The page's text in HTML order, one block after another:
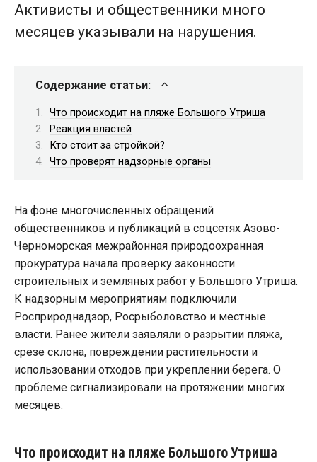
Активисты и общественники много
месяцев указывали на нарушения.
Содержание статьи:
Что происходит на пляже Большого Утриша
Реакция властей
Кто стоит за стройкой?
Что проверят надзорные органы
На фоне многочисленных обращений
общественников и публикаций в соцсетях Азово-
Черноморская межрайонная природоохранная
прокуратура начала проверку законности
строительных и земляных работ у Большого Утриша.
К надзорным мероприятиям подключили
Росприроднадзор, Росрыболовство и местные
власти. Ранее жители заявляли о разрытии пляжа,
срезе склона, повреждении растительности и
использовании отходов при укреплении берега. О
проблеме сигнализировали на протяжении многих
месяцев.
Что происходит на пляже Большого Утриша